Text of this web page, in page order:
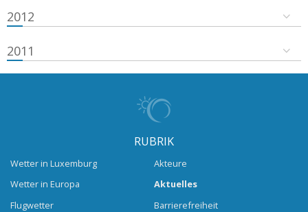
2012
2011
RUBRIK
Wetter in Luxemburg
Wetter in Europa
Flugwetter
Akteure
Aktuelles
Barrierefreiheit